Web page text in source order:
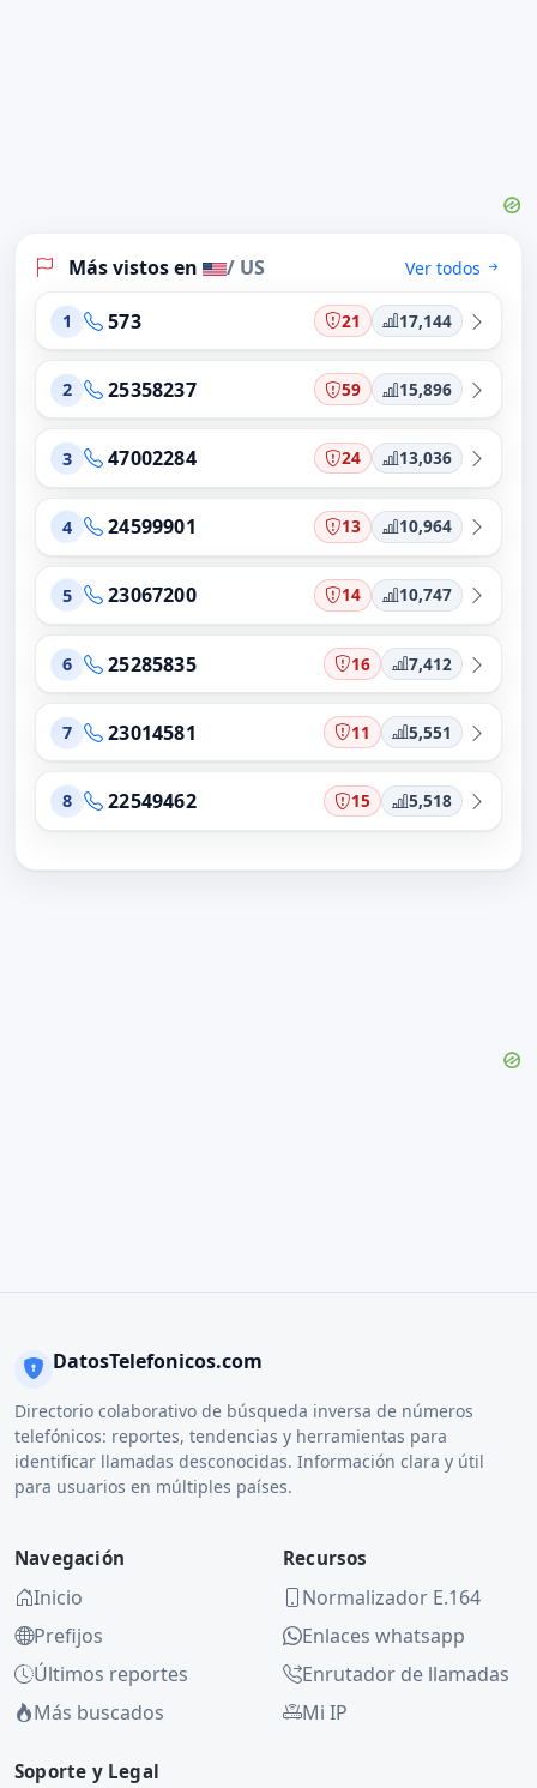
Más vistos en / US Ver todos
1 573 21 17,144
2 25358237 59 15,896
3 47002284 24 13,036
4 24599901 13 10,964
5 23067200 14 10,747
6 25285835 16 7,412
7 23014581 11 5,551
8 22549462 15 5,518
DatosTelefonicos.com
Directorio colaborativo de búsqueda inversa de números
telefónicos: reportes, tendencias y herramientas para
identificar llamadas desconocidas. Información clara y útil
para usuarios en múltiples países.
Navegación
Inicio
Prefijos
Últimos reportes
Más buscados
Recursos
Normalizador E.164
Enlaces whatsapp
Enrutador de llamadas
Mi IP
Soporte y Legal